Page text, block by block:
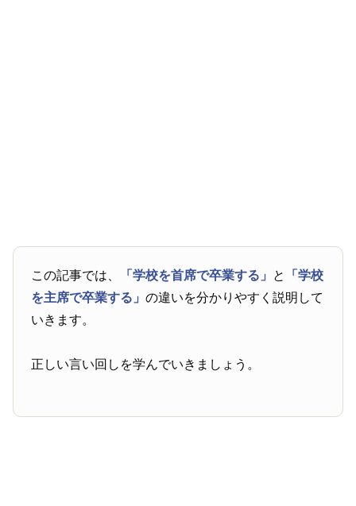
この記事では、 「学校を首席で卒業する」 と
「学校
を主席で卒業する」の違いを分かりやすく説明して
いきます。
正しい言い回しを学んでいきましょう。